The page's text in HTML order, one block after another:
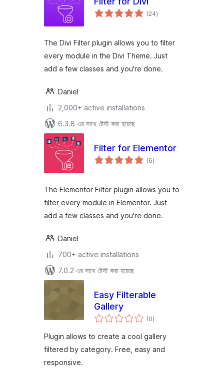
(24total
ratings
)
The Divi Filter plugin allows you to filter
every module in the Divi Theme. Just
add a few classes and you're done.
Daniel
2,000+ active installations
6.3.8 এর সাথে টেস্ট করা হয়েছে
Filter for Elementor
(6total
ratings
)
The Elementor Filter plugin allows you to
filter every module in Elementor. Just
add a few classes and you're done.
Daniel
700+ active installations
7.0.2 এর সাথে টেস্ট করা হয়েছে
Easy Filterable
Gallery
(0total
ratings
)
Plugin allows to create a cool gallery
filtered by category. Free, easy and
responsive.